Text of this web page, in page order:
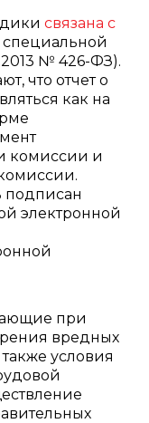
связана с
специальной
№ 426-ФЗ).
что отчет о
как на
комиссии и
подписан
электронной
при
вредных
условия